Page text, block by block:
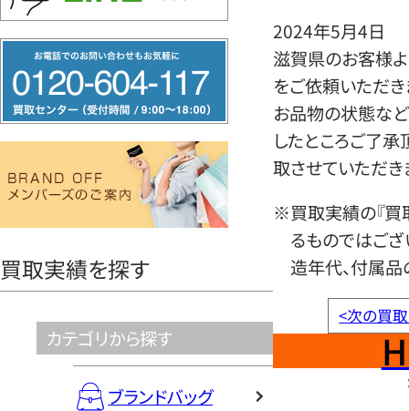
リ
ー
ヤ
買取実績を探す
カテゴリから探す
ブランドバッグ
2024年5月4日
滋賀県のお客様よ
をご依頼いただき
お品物の状態など
したところご了
取させていただき
※買取実績の『買
るものではござ
造年代、付属品
<次の買